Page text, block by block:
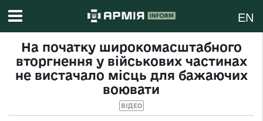
EN
На початку широкомасштабного
вторгнення у військових частинах
не вистачало місць для бажаючих
воювати
ВІДЕО